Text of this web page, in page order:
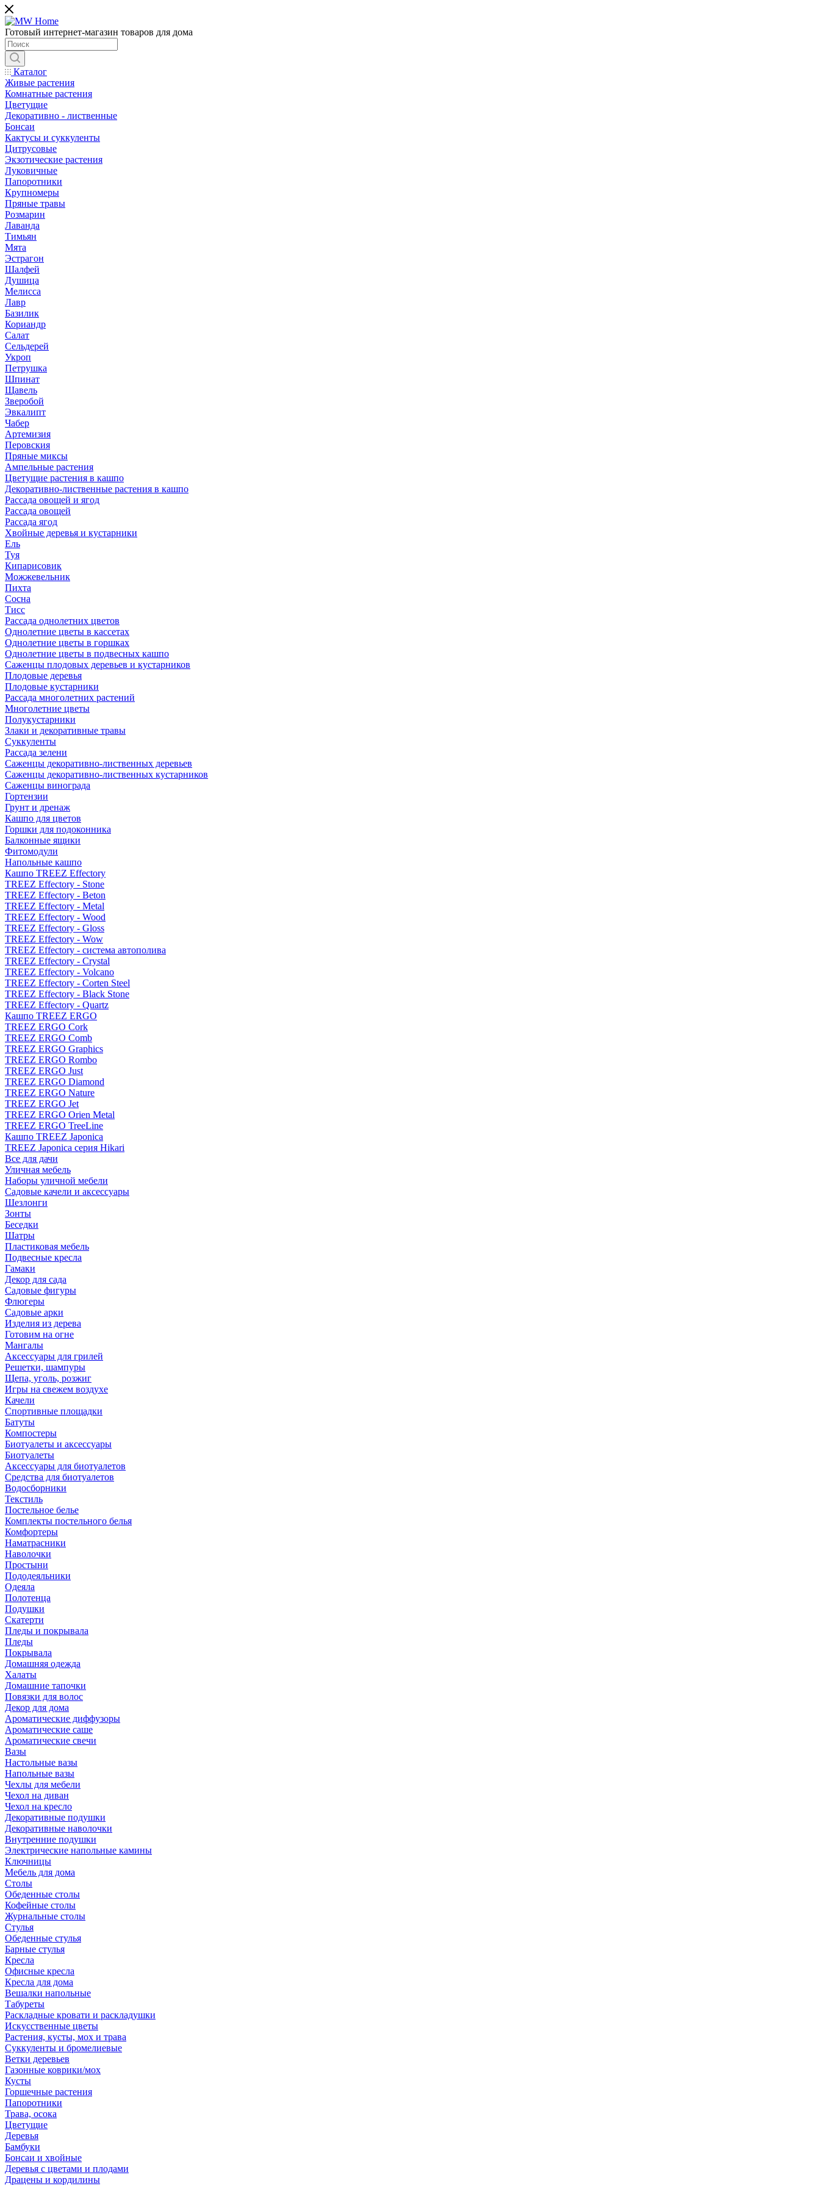
Готовый интернет-магазин товаров для дома
Каталог
Живые растения
Комнатные растения
Цветущие
Декоративно - лиственные
Бонсаи
Кактусы и суккуленты
Цитрусовые
Экзотические растения
Луковичные
Папоротники
Крупномеры
Пряные травы
Розмарин
Лаванда
Тимьян
Мята
Эстрагон
Шалфей
Душица
Мелисса
Лавр
Базилик
Кориандр
Салат
Сельдерей
Укроп
Петрушка
Шпинат
Щавель
Зверобой
Эвкалипт
Чабер
Артемизия
Перовския
Пряные миксы
Ампельные растения
Цветущие растения в кашпо
Декоративно-лиственные растения в кашпо
Рассада овощей и ягод
Рассада овощей
Рассада ягод
Хвойные деревья и кустарники
Ель
Туя
Кипарисовик
Можжевельник
Пихта
Сосна
Тисc
Рассада однолетних цветов
Однолетние цветы в кассетах
Однолетние цветы в горшках
Однолетние цветы в подвесных кашпо
Саженцы плодовых деревьев и кустарников
Плодовые деревья
Плодовые кустарники
Рассада многолетних растений
Многолетние цветы
Полукустарники
Злаки и декоративные травы
Суккуленты
Рассада зелени
Саженцы декоративно-лиственных деревьев
Саженцы декоративно-лиственных кустарников
Саженцы винограда
Гортензии
Грунт и дренаж
Кашпо для цветов
Горшки для подоконника
Балконные ящики
Фитомодули
Напольные кашпо
Кашпо TREEZ Effectory
TREEZ Effectory - Stone
TREEZ Effectory - Beton
TREEZ Effectory - Metal
TREEZ Effectory - Wood
TREEZ Effectory - Gloss
TREEZ Effectory - Wow
TREEZ Effectory - система автополива
TREEZ Effectory - Crystal
TREEZ Effectory - Volcano
TREEZ Effectory - Corten Steel
TREEZ Effectory - Black Stone
TREEZ Effectory - Quartz
Кашпо TREEZ ERGO
TREEZ ERGO Cork
TREEZ ERGO Comb
TREEZ ERGO Graphics
TREEZ ERGO Rombo
TREEZ ERGO Just
TREEZ ERGO Diamond
TREEZ ERGO Nature
TREEZ ERGO Jet
TREEZ ERGO Orien Metal
TREEZ ERGO TreeLine
Кашпо TREEZ Japonica
TREEZ Japonica серия Hikari
Все для дачи
Уличная мебель
Наборы уличной мебели
Садовые качели и аксессуары
Шезлонги
Зонты
Беседки
Шатры
Пластиковая мебель
Подвесные кресла
Гамаки
Декор для сада
Садовые фигуры
Флюгеры
Садовые арки
Изделия из дерева
Готовим на огне
Мангалы
Аксессуары для грилей
Решетки, шампуры
Щепа, уголь, розжиг
Игры на свежем воздухе
Качели
Спортивные площадки
Батуты
Компостеры
Биотуалеты и аксессуары
Биотуалеты
Аксессуары для биотуалетов
Средства для биотуалетов
Водосборники
Текстиль
Постельное белье
Комплекты постельного белья
Комфортеры
Наматрасники
Наволочки
Простыни
Пододеяльники
Одеяла
Полотенца
Подушки
Скатерти
Пледы и покрывала
Пледы
Покрывала
Домашняя одежда
Халаты
Домашние тапочки
Повязки для волос
Декор для дома
Ароматические диффузоры
Ароматические саше
Ароматические свечи
Вазы
Настольные вазы
Напольные вазы
Чехлы для мебели
Чехол на диван
Чехол на кресло
Декоративные подушки
Декоративные наволочки
Внутренние подушки
Электрические напольные камины
Ключницы
Мебель для дома
Столы
Обеденные столы
Кофейные столы
Журнальные столы
Стулья
Обеденные стулья
Барные стулья
Кресла
Офисные кресла
Кресла для дома
Вешалки напольные
Табуреты
Раскладные кровати и раскладушки
Искусственные цветы
Растения, кусты, мох и трава
Суккуленты и бромелиевые
Ветки деревьев
Газонные коврики/мох
Кусты
Горшечные растения
Папоротники
Трава, осока
Цветущие
Деревья
Бамбуки
Бонсаи и хвойные
Деревья с цветами и плодами
Драцены и кордилины